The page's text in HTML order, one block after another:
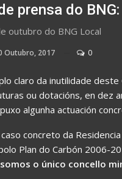
prensa do
outubro do BNG Local
Outubro, 2017 0
claro da inutilidade
ou dotacións, en dez
algunha actuación
concreto da
Plan do Carbón 2006-
o único concello